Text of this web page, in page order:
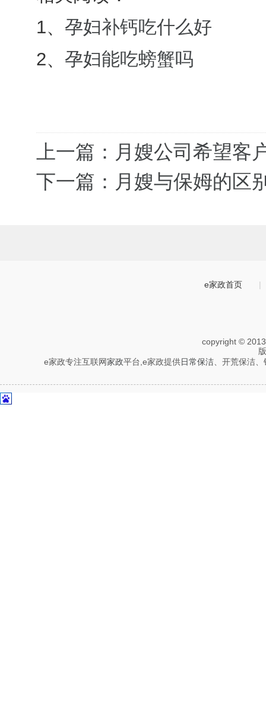
1、 孕妇补钙吃什么好
2、 孕妇能吃螃蟹吗
上一篇：月嫂公司希望客
下一篇：月嫂与保姆的区
e家政首页 |
copyright ©
e家政专注互联网家政平台,e家政提供日常保洁 、开荒保洁